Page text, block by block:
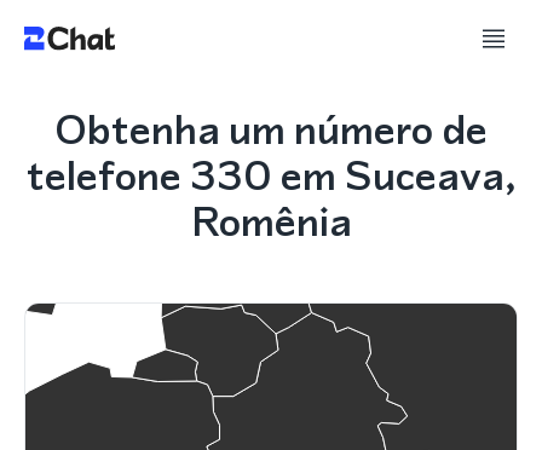
Obtenha um número de
telefone 330 em Suceava,
Romênia